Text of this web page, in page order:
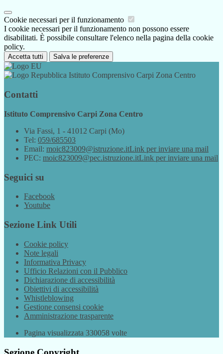
Cookie necessari per il funzionamento
I cookie necessari per il funzionamento non possono essere
disabilitati. È possibile consultare l'elenco nella pagina della cookie
policy.
Accetta tutti Salva le preferenze
Istituto Comprensivo Carpi Zona Centro
Contatti
Istituto Comprensivo Carpi Zona Centro
Via Fassi, 1 - 41012 Carpi (Mo)
Tel: 059/685503
Email: moic823009@istruzione.itLink per inviare una mail
PEC: moic823009@pec.istruzione.itLink per inviare una mail
Seguici su
Facebook
Youtube
Sezione Link Utili
Cookie policy
Note legali
Informativa Privacy
Ufficio Relazioni con il Pubblico
Dichiarazione di accessibilità
Obiettivi di accessibilità
Whistleblowing
Gestione consensi cookie
Amministrazione trasparente
Pagina visualizzata 330058 volte